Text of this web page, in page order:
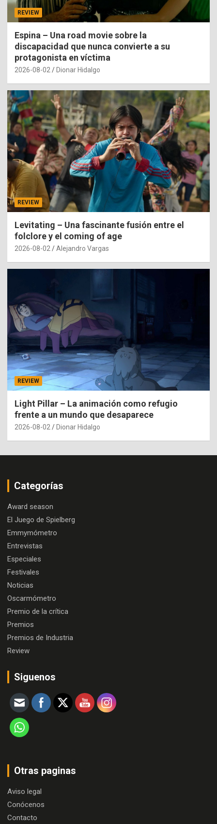
REVIEW
Espina – Una road movie sobre la
discapacidad que nunca convierte a su
protagonista en víctima
2026-08-02 Dionar Hidalgo
REVIEW
Levitating – Una fascinante fusión entre el
folclore y el coming of age
2026-08-02 Alejandro Vargas
REVIEW
Light Pillar – La animación como refugio
frente a un mundo que desaparece
2026-08-02 Dionar Hidalgo
Categorías
Award season
El Juego de Spielberg
Emmymómetro
Entrevistas
Especiales
Festivales
Noticias
Oscarmómetro
Premio de la crítica
Premios
Premios de Industria
Review
Siguenos
Otras paginas
Aviso legal
Conócenos
Contacto